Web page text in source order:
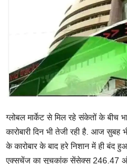
ग्लोबल मार्केट से मिल रहे संकेतों के बीच
कारोबारी दिन भी तेजी रही है. आज
के कारोबार के बाद हरे निशान में ही बंद
एक्सचेंज का सूचकांक सेंसेक्स 246.47